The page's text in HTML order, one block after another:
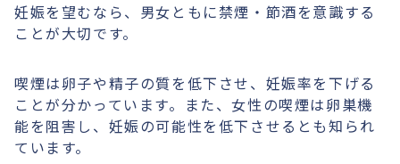
妊娠を望むなら、男女ともに禁煙・節酒を意識する
ことが大切です。
喫煙は卵子や精子の質を低下させ、妊娠率を下げる
ことが分かっています。また、女性の喫煙は卵巣機
能を阻害し、妊娠の可能性を低下させるとも知られ
ています。